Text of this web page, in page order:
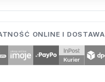
ONLINE I DOSTAWA